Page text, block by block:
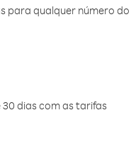
para qualquer número do
dias com as tarifas